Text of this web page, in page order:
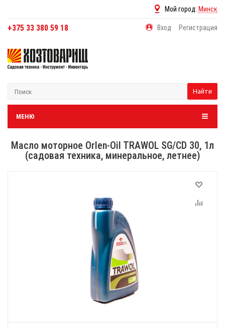
Мой город: Минск
+375 33 380 59 18 Вход Регистрация
Найти
МЕНЮ
Масло моторное Orlen-Oil TRAWOL SG/CD 30, 1л
(садовая техника, минеральное, летнее)